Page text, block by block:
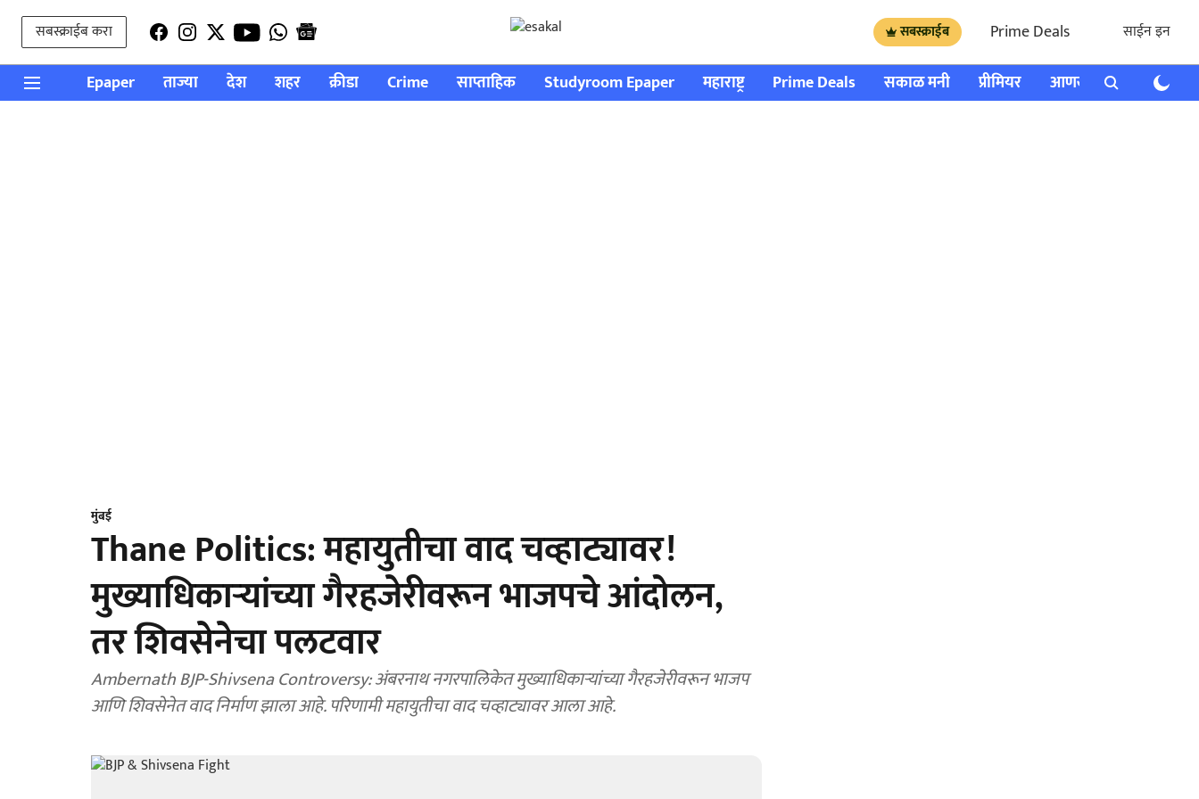
सबस्क्राईब करा सबस्क्राईब Prime Deals साईन इन
Epaper ताज्या देश शहर क्रीडा Crime साप्ताहिक Studyroom Epaper महाराष्ट्र Prime Deals सकाळ मनी प्रीमियर आणखी राशी भविष्य
मुंबई
Thane Politics: महायुतीचा वाद चव्हाट्यावर!
मुख्याधिकाऱ्यांच्या गैरहजेरीवरून भाजपचे आंदोलन,
तर शिवसेनेचा पलटवार
Ambernath BJP-Shivsena Controversy: अंबरनाथ नगरपालिकेत मुख्याधिकाऱ्यांच्या गैरहजेरीवरून भाजप
आणि शिवसेनेत वाद निर्माण झाला आहे. परिणामी महायुतीचा वाद चव्हाट्यावर आला आहे.